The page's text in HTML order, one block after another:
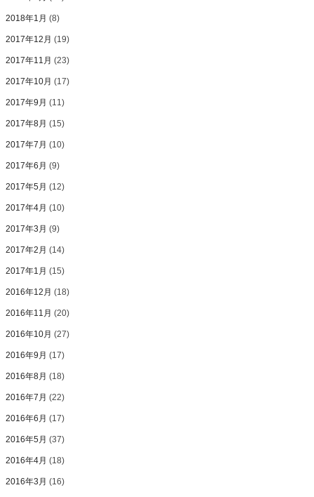
2018年1月 (8)
2017年12月 (19)
2017年11月 (23)
2017年10月 (17)
2017年9月 (11)
2017年8月 (15)
2017年7月 (10)
2017年6月 (9)
2017年5月 (12)
2017年4月 (10)
2017年3月 (9)
2017年2月 (14)
2017年1月 (15)
2016年12月 (18)
2016年11月 (20)
2016年10月 (27)
2016年9月 (17)
2016年8月 (18)
2016年7月 (22)
2016年6月 (17)
2016年5月 (37)
2016年4月 (18)
2016年3月 (16)